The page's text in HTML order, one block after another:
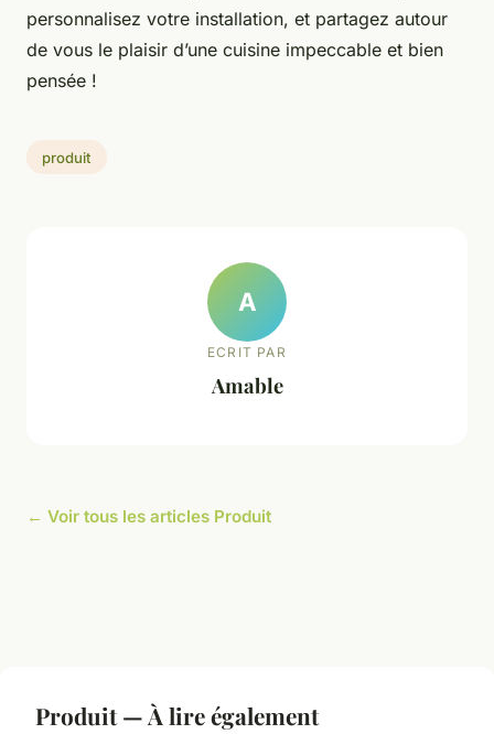
personnalisez votre installation, et partagez autour
de vous le plaisir d’une cuisine impeccable et bien
pensée !
produit
A
ECRIT PAR
Amable
← Voir tous les articles Produit
Produit — À lire également